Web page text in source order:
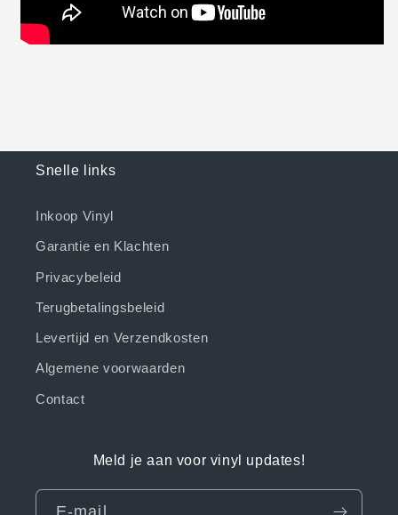
Snelle links
Inkoop Vinyl
Garantie en Klachten
Privacybeleid
Terugbetalingsbeleid
Levertijd en Verzendkosten
Algemene voorwaarden
Contact
Meld je aan voor vinyl updates!
E‑mail